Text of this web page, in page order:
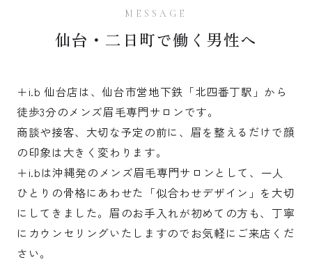
MESSAGE
仙台・二日町で働く男性へ
＋i.b 仙台店は、仙台市営地下鉄「北四番丁駅」から
徒歩3分のメンズ眉毛専門サロンです。
商談や接客、大切な予定の前に、眉を整えるだけで顔
の印象は大きく変わります。
＋i.bは沖縄発のメンズ眉毛専門サロンとして、一人
ひとりの骨格にあわせた「似合わせデザイン」を大切
にしてきました。眉のお手入れが初めての方も、丁寧
にカウンセリングいたしますのでお気軽にご来店くだ
さい。